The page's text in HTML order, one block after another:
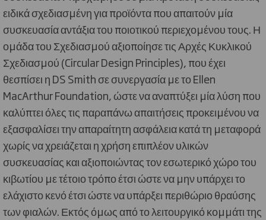
ειδικά σχεδιασμένη για προϊόντα που απαιτούν μία
συσκευασία αντάξια του ποιοτικού περιεχομένου τους. Η
ομάδα του Σχεδιασμού αξιοποίησε τις Αρχές Κυκλικού
Σχεδιασμού (Circular Design Principles), που έχει
θεσπίσει η DS Smith σε συνεργασία με το Ellen
MacArthur Foundation, ώστε να αναπτύξει μία λύση που
καλύπτει όλες τις παραπάνω απαιτήσεις προκειμένου να
εξασφαλίσει την απαραίτητη ασφάλεια κατά τη μεταφορά
χωρίς να χρειάζεται η χρήση επιπλέον υλικών
συσκευασίας και αξιοποιώντας τον εσωτερικό χώρο του
κιβωτίου με τέτοιο τρόπο έτσι ώστε να μην υπάρχει το
ελάχιστο κενό έτσι ώστε να υπάρξει περιθώριο θραύσης
των φιαλών. Εκτός όμως από το λειτουργικό κομμάτι της